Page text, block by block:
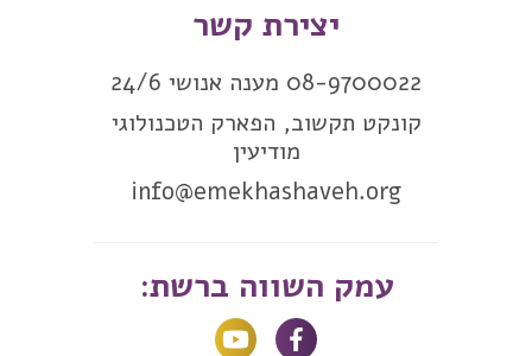
יצירת קשר
08-9700022 מענה אנושי 24/6
קונקט תקשוב, הפארק הטכנולוגי
מודיעין
info@emekhashaveh.org
עמק השווה ברשת: